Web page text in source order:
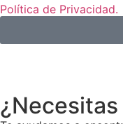
Política de Privacidad.
¿Necesitas